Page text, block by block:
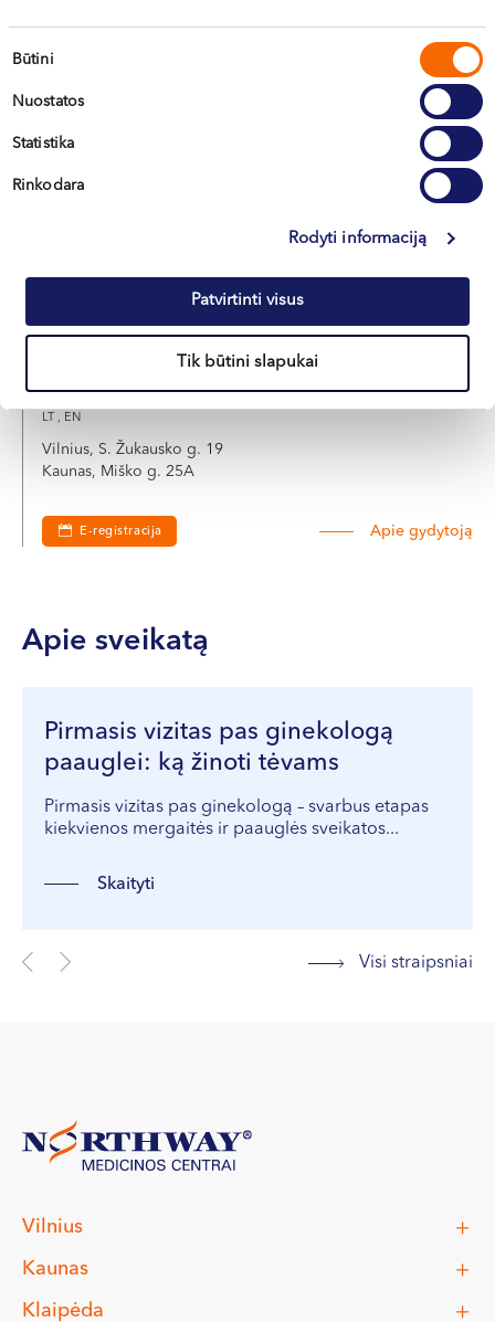
Sutikimo
Būtini
Nuostatos
Statistika
Rinkodara
Rodyti informaciją
Patvirtinti visus
Tik būtini slapukai
KRUMINIS
LT , RU , PL
Kaunas, Miško g. 25A
Apie gydytoją
MISEVIČIUS
LT , EN
Vilnius, S. Žukausko g. 19
Kaunas, Miško g. 25A
E-registracija Apie gydytoją
Apie sveikatą
Pirmasis vizitas pas ginekologą
paauglei: ką žinoti tėvams
Pirmasis vizitas pas ginekologą – svarbus etapas
kiekvienos mergaitės ir paauglės sveikatos...
Skaityti
Visi straipsniai
Vilnius
Kaunas
Klaipėda